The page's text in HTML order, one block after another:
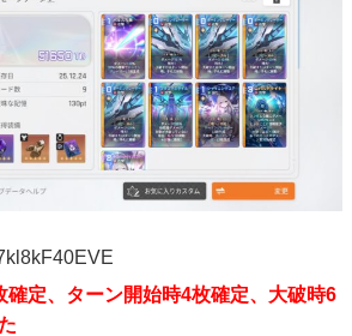
確定、ターン開始時4枚確定、大破時6